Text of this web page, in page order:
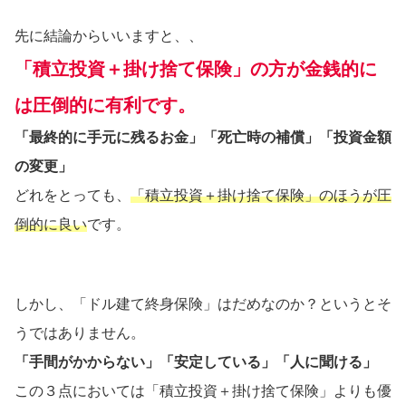
先に結論からいいますと、、
「積立投資＋掛け捨て保険」の方が金銭的に
は圧倒的に有利です。
「最終的に手元に残るお金」「死亡時の補償」「投資金額
の変更」
どれをとっても、 「積立投資＋掛け捨て保険」のほうが圧
倒的に良いです。
しかし、「ドル建て終身保険」はだめなのか？というとそ
うではありません。
「手間がかからない」「安定している」「人に聞ける」
この３点においては「積立投資＋掛け捨て保険」よりも優